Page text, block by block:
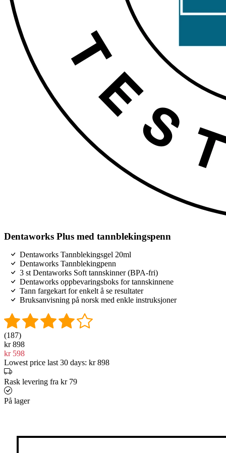
Dentaworks Plus med tannblekingspenn
Dentaworks Tannblekingsgel 20ml
Dentaworks Tannblekingpenn
3 st Dentaworks Soft tannskinner (BPA-fri)
Dentaworks oppbevaringsboks for tannskinnene
Tann fargekart for enkelt å se resultater
Bruksanvisning på norsk med enkle instruksjoner
(187)
kr 898
kr 598
Lowest price last 30 days: kr 898
Rask levering fra kr 79
På lager